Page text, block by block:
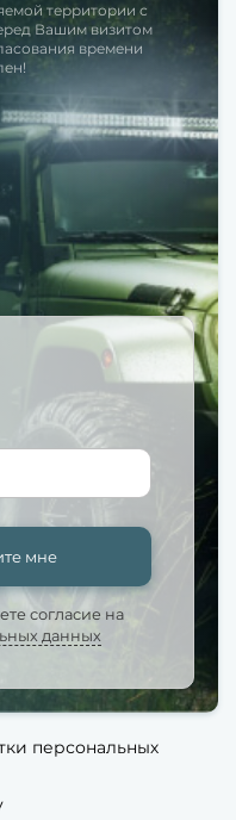
территории с
Вашим визитом
времени
мне
согласие на
данных
персональных